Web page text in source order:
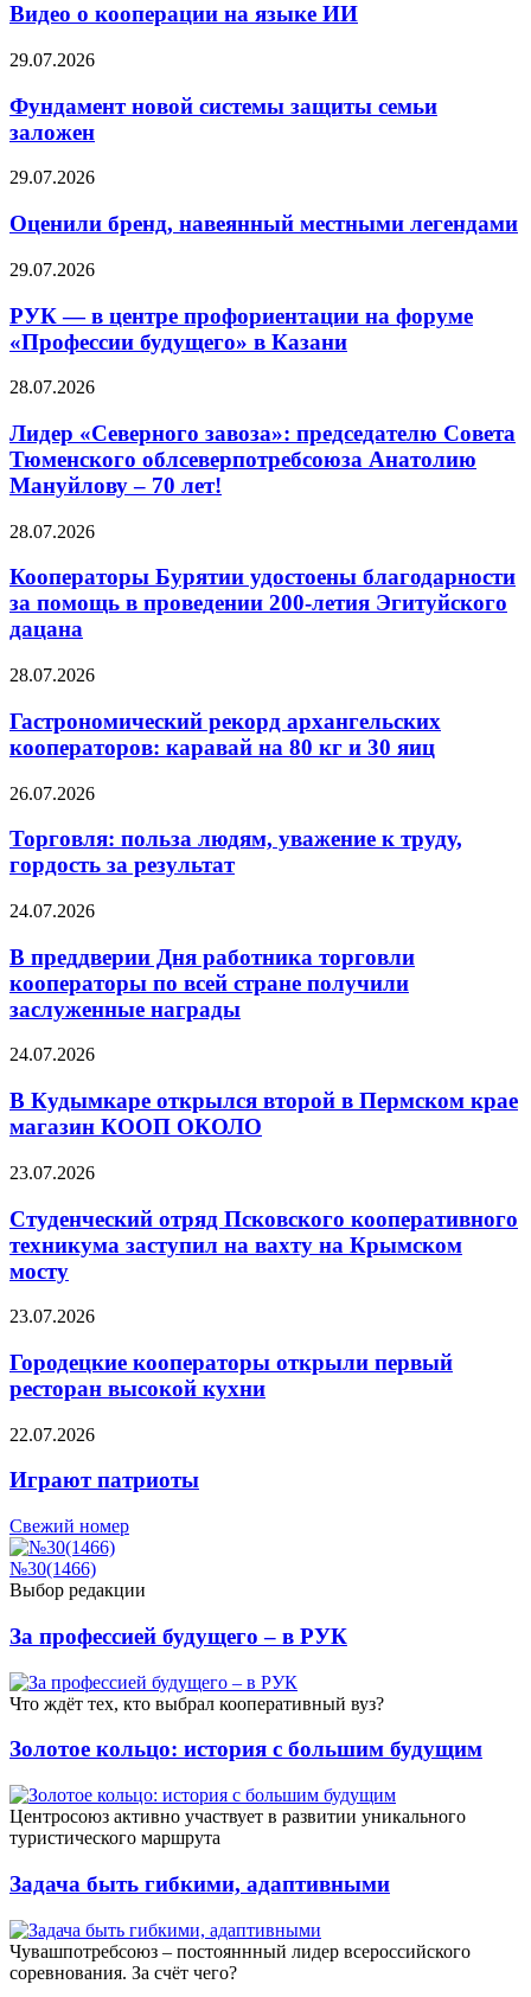
Видео о кооперации на языке ИИ
29.07.2026
Фундамент новой системы защиты семьи
заложен
29.07.2026
Оценили бренд, навеянный местными легендами
29.07.2026
РУК — в центре профориентации на форуме
«Профессии будущего» в Казани
28.07.2026
Лидер «Северного завоза»: председателю Совета
Тюменского облсеверпотребсоюза Анатолию
Мануйлову – 70 лет!
28.07.2026
Кооператоры Бурятии удостоены благодарности
за помощь в проведении 200-летия Эгитуйского
дацана
28.07.2026
Гастрономический рекорд архангельских
кооператоров: каравай на 80 кг и 30 яиц
26.07.2026
Торговля: польза людям, уважение к труду,
гордость за результат
24.07.2026
В преддверии Дня работника торговли
кооператоры по всей стране получили
заслуженные награды
24.07.2026
В Кудымкаре открылся второй в Пермском крае
магазин КООП ОКОЛО
23.07.2026
Студенческий отряд Псковского кооперативного
техникума заступил на вахту на Крымском
мосту
23.07.2026
Городецкие кооператоры открыли первый
ресторан высокой кухни
22.07.2026
Играют патриоты
Свежий номер
№30(1466)
Выбор редакции
За профессией будущего – в РУК
Что ждёт тех, кто выбрал кооперативный вуз?
Золотое кольцо: история с большим будущим
Центросоюз активно участвует в развитии уникального
туристического маршрута
Задача быть гибкими, адаптивными
Чувашпотребсоюз – постояннный лидер всероссийского
соревнования. За счёт чего?